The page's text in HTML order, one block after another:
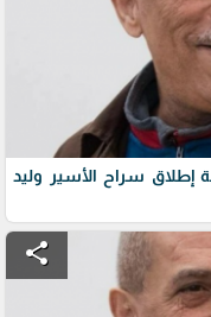
إطلاق سراح الأسير وليد
share